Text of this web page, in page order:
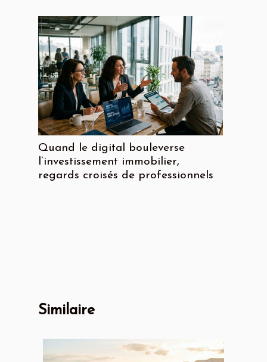
Quand le digital bouleverse
l’investissement immobilier,
regards croisés de professionnels
Similaire